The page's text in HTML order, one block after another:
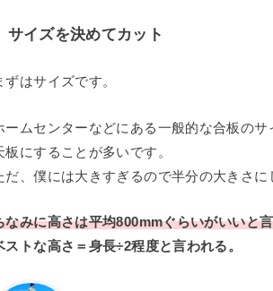
サイズを決めてカット
ずはサイズです。
ームセンターなどにある一般的な合板の
板にすることが多いです。
だ、僕には大きすぎるので半分の大きさに
なみに高さは平均800mmぐらいがいいと
ストな高さ＝身長÷2程度と言われる。